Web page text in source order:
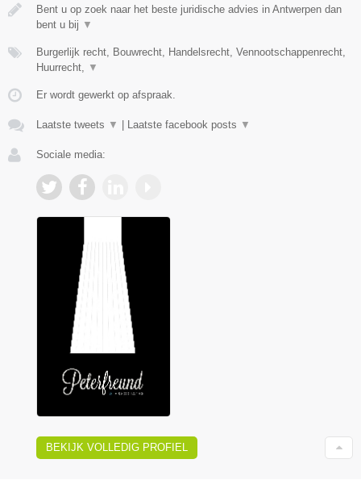
Bent u op zoek naar het beste juridische advies in Antwerpen dan
bent u bij ▼
Burgerlijk recht, Bouwrecht, Handelsrecht, Vennootschappenrecht,
Huurrecht,
▼
Er wordt gewerkt op afspraak.
Laatste tweets ▼ Laatste facebook posts ▼
Sociale media:
BEKIJK VOLLEDIG PROFIEL